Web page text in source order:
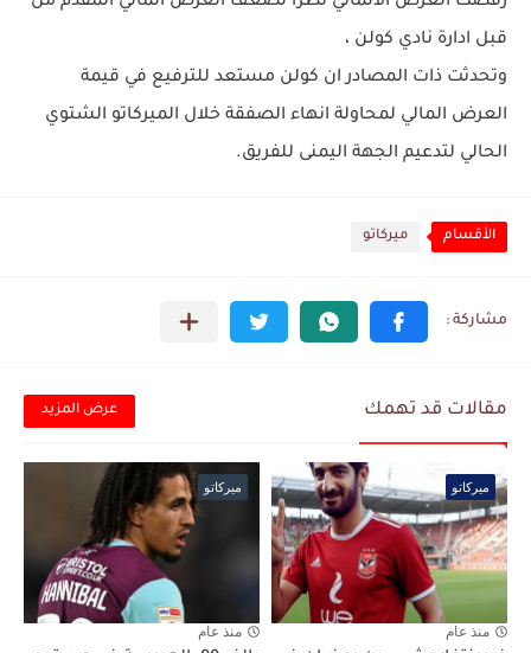
قبل ادارة نادي كولن ،
وتحدثت ذات المصادر ان كولن مستعد للترفيع في قيمة
العرض المالي لمحاولة انهاء الصفقة خلال الميركاتو الشتوي
الحالي لتدعيم الجهة اليمنى للفريق.
الأقسام ميركاتو
مقالات قد تهمك عرض المزيد
ميركاتو
منذ عام
ميركاتو
منذ عام